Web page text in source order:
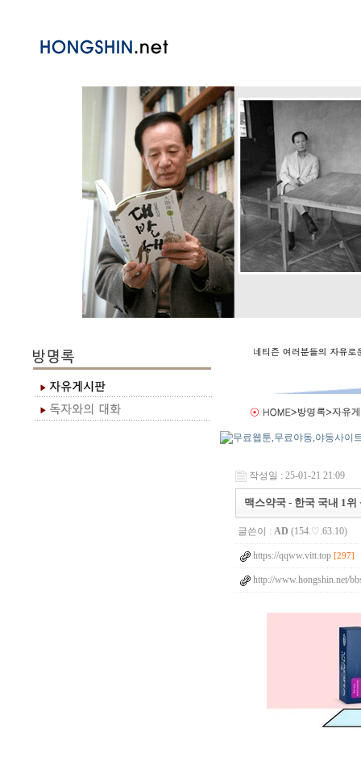
작성일 : 25-01-21 21:09
맥스약국 - 한국 국내 1위
글쓴이 : AD (154.♡.63.10)
https://qqww.vitt.top [297]
http://www.hongshin.net/